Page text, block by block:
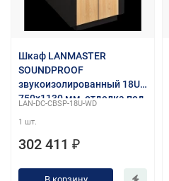
Шкаф LANMASTER
SOUNDPROOF
звукоизолированный 18U
750x1130 мм, отделка под
LAN-DC-CBSP-18U-WD
1 шт.
302 411 ₽